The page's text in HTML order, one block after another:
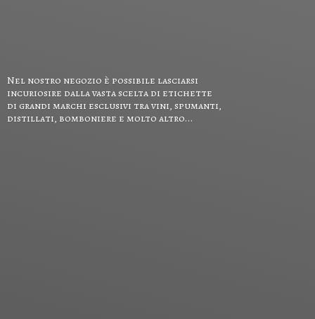
Nel nostro negozio è possibile lasciarsi
incuriosire dalla vasta scelta di etichette
di grandi marchi esclusivi tra vini, spumanti,
distillati, bomboniere e molto altro...